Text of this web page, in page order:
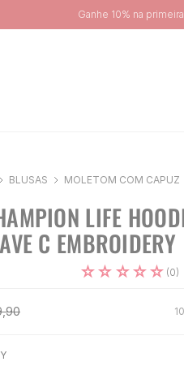
BLUSAS MOLETOM COM CAPUZ
LIFE
C EMBROIDERY
☆☆ ☆☆☆ (0)
,90 10